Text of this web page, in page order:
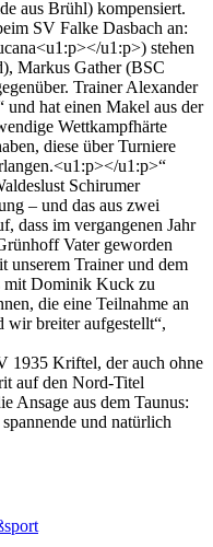
aus Brühl) kompensiert.
SV Falke Dasbach an:
u1:p>) stehen
Markus Gather (BSC
Trainer Alexander
und hat einen Makel aus der
Wettkampfhärte
diese über Turniere
u1:p>“
Schirumer
– und das aus zwei
dass im vergangenen Jahr
Vater geworden
unserem Trainer und dem
mit Dominik Kuck zu
die eine Teilnahme an
wir breiter aufgestellt“,
1935 Kriftel, der auch ohne
auf den Nord-Titel
Ansage aus dem Taunus:
und natürlich